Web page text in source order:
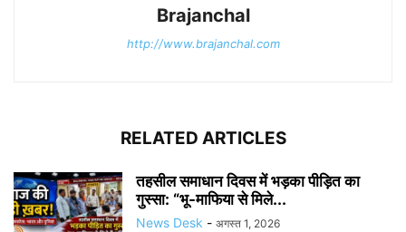
Brajanchal
http://www.brajanchal.com
RELATED ARTICLES
तहसील समाधान दिवस में भड़का पीड़ित का
गुस्सा: “भू-माफिया से मिले...
News Desk - अगस्त 1, 2026